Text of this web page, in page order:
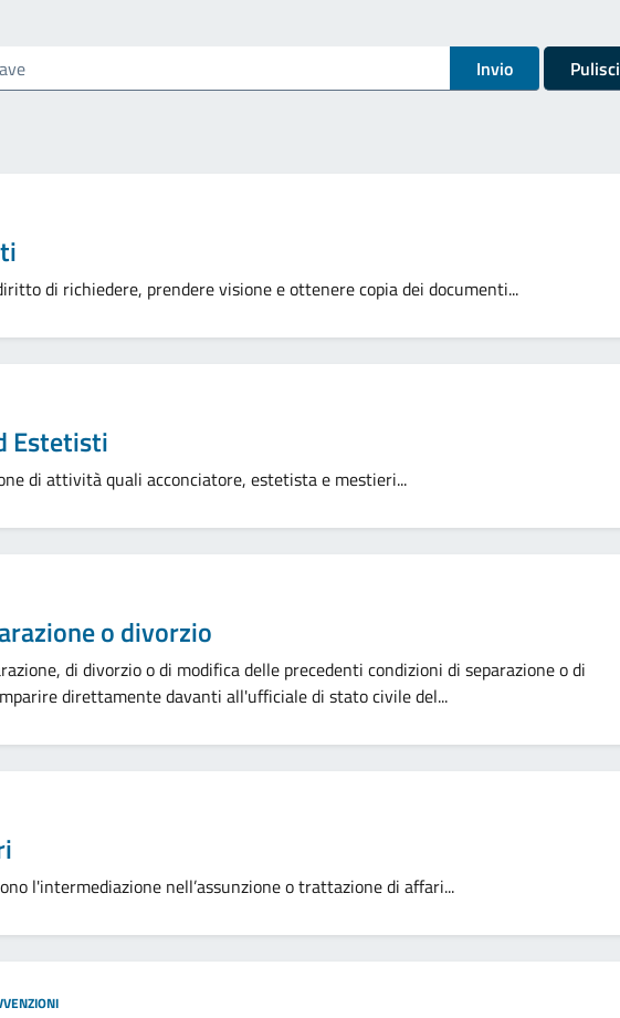
Invio
Pulisci
di richiedere, prendere visione e ottenere copia dei documenti...
Estetisti
di attività quali acconciatore, estetista e mestieri...
o divorzio
di divorzio o di modifica delle precedenti condizioni di separazione o di
direttamente davanti all'ufficiale di stato civile del...
l'intermediazione nell’assunzione o trattazione di affari...